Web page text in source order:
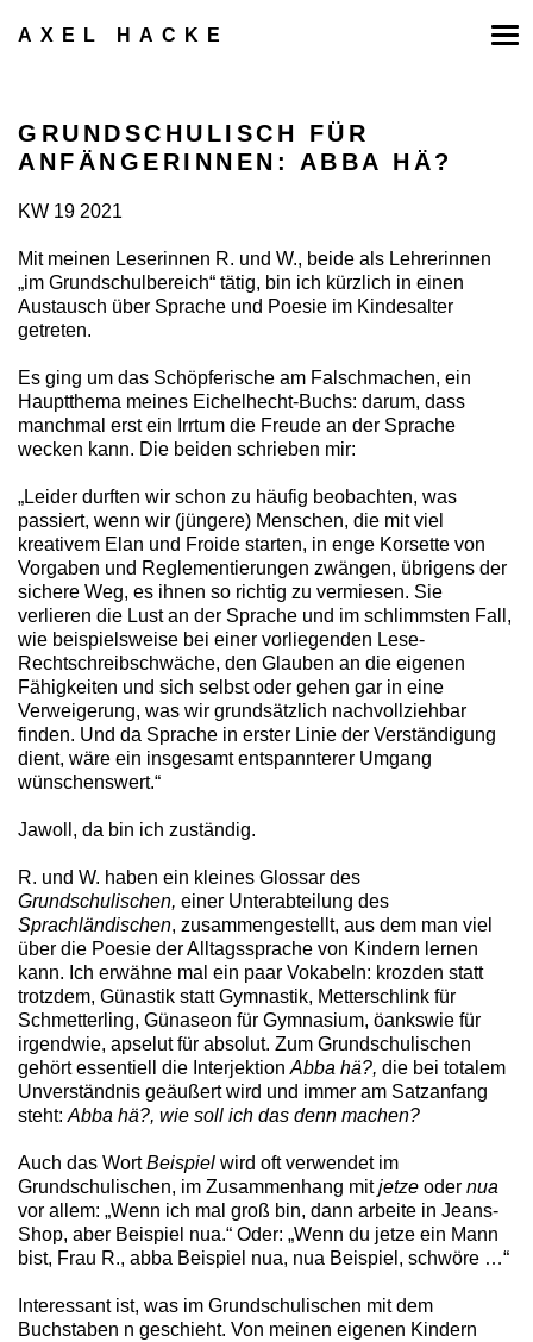
InhaltAXEL HACKE
GRUNDSCHULISCH FÜR
ANFÄNGERINNEN: ABBA HÄ?
KW 19 2021
Mit meinen Leserinnen R. und W., beide als Lehrerinnen
„im Grundschulbereich“ tätig, bin ich kürzlich in einen
Austausch über Sprache und Poesie im Kindesalter
getreten.
Es ging um das Schöpferische am Falschmachen, ein
Hauptthema meines Eichelhecht-Buchs: darum, dass
manchmal erst ein Irrtum die Freude an der Sprache
wecken kann. Die beiden schrieben mir:
„Leider durften wir schon zu häufig beobachten, was
passiert, wenn wir (jüngere) Menschen, die mit viel
kreativem Elan und Froide starten, in enge Korsette von
Vorgaben und Reglementierungen zwängen, übrigens der
sichere Weg, es ihnen so richtig zu vermiesen. Sie
verlieren die Lust an der Sprache und im schlimmsten Fall,
wie beispielsweise bei einer vorliegenden Lese-
Rechtschreibschwäche, den Glauben an die eigenen
Fähigkeiten und sich selbst oder gehen gar in eine
Verweigerung, was wir grundsätzlich nachvollziehbar
finden. Und da Sprache in erster Linie der Verständigung
dient, wäre ein insgesamt entspannterer Umgang
wünschenswert.“
Jawoll, da bin ich zuständig.
R. und W. haben ein kleines Glossar des
Grundschulischen, einer Unterabteilung des
Sprachländischen, zusammengestellt, aus dem man viel
über die Poesie der Alltagssprache von Kindern lernen
kann. Ich erwähne mal ein paar Vokabeln: krozden statt
trotzdem, Günastik statt Gymnastik, Metterschlink für
Schmetterling, Günaseon für Gymnasium, öankswie für
irgendwie, apselut für absolut. Zum Grundschulischen
gehört essentiell die Interjektion Abba hä?, die bei totalem
Unverständnis geäußert wird und immer am Satzanfang
steht: Abba hä?, wie soll ich das denn machen?
Auch das WortBeispiel wird oft verwendet im
Grundschulischen, im Zusammenhang mitjetze oder nua
vor allem: „Wenn ich mal groß bin, dann arbeite in Jeans-
Shop, aber Beispiel nua.“ Oder: „Wenn du jetze ein Mann
bist, Frau R., abba Beispiel nua, nua Beispiel, schwöre …“
Interessant ist, was im Grundschulischen mit dem
Buchstaben n geschieht. Von meinen eigenen Kindern